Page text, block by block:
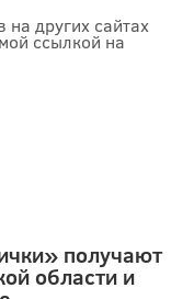
других сайтах
ссылкой на
получают
области и